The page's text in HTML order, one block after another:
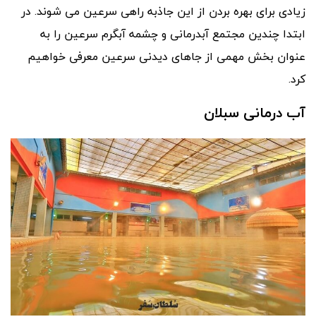
زیادی برای بهره بردن از این جاذبه راهی سرعین می شوند. در
ابتدا چندین مجتمع آبدرمانی و چشمه آبگرم سرعین را به
عنوان بخش مهمی از جاهای دیدنی سرعین معرفی خواهیم
کرد.
آب درمانی سبلان